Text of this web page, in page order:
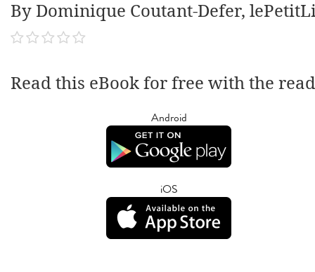
By Dominique Coutant-Defer,
Read this eBook for free with the
Android
iOS